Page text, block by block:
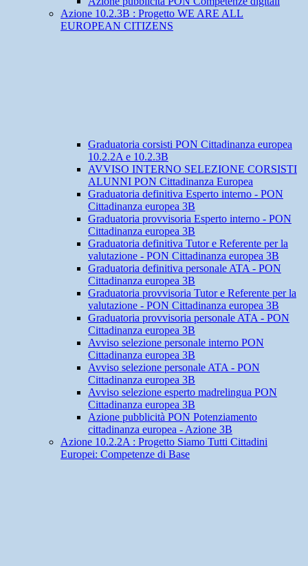
Azione 10.2.3B : Progetto WE ARE ALL
EUROPEAN CITIZENS
Graduatoria corsisti PON Cittadinanza europea
10.2.2A e 10.2.3B
AVVISO INTERNO SELEZIONE CORSISTI
ALUNNI PON Cittadinanza Europea
Graduatoria definitiva Esperto interno - PON
Cittadinanza europea 3B
Graduatoria provvisoria Esperto interno - PON
Cittadinanza europea 3B
Graduatoria definitiva Tutor e Referente per la
valutazione - PON Cittadinanza europea 3B
Graduatoria definitiva personale ATA - PON
Cittadinanza europea 3B
Graduatoria provvisoria Tutor e Referente per la
valutazione - PON Cittadinanza europea 3B
Graduatoria provvisoria personale ATA - PON
Cittadinanza europea 3B
Avviso selezione personale interno PON
Cittadinanza europea 3B
Avviso selezione personale ATA - PON
Cittadinanza europea 3B
Avviso selezione esperto madrelingua PON
Cittadinanza europea 3B
Azione pubblicità PON Potenziamento
cittadinanza europea - Azione 3B
Azione 10.2.2A : Progetto Siamo Tutti Cittadini
Europei: Competenze di Base